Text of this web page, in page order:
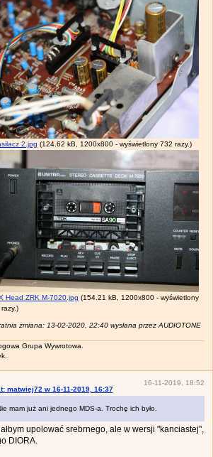
2.jpg (124.62 kB, 1200x800 - wyświetlony 732 razy.)
Head ZRK M-7020.jpg (154.21 kB, 1200x800 - wyświetlony
zmiana: 13-02-2020, 22:40 wysłana przez AUDIOTONE
Grupa Wywrotowa.
16-11-2019, 18:52
matwiej72 w 16-11-2019, 16:37
mam już ani jednego MDS-a. Trochę ich było.
upolować srebrnego, ale w wersji "kanciastej",
DIORA.